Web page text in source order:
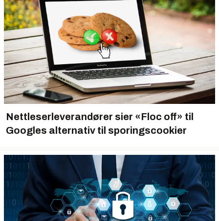
Nettleserleverandører sier «Floc off» til
Googles alternativ til sporingscookier